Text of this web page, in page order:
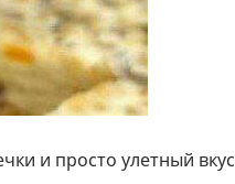
и просто улетный вкус